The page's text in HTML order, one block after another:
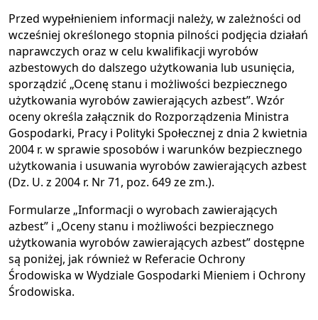
Przed wypełnieniem informacji należy, w zależności od
wcześniej określonego stopnia pilności podjęcia działań
naprawczych oraz w celu kwalifikacji wyrobów
azbestowych do dalszego użytkowania lub usunięcia,
sporządzić „Ocenę stanu i możliwości bezpiecznego
użytkowania wyrobów zawierających azbest”. Wzór
oceny określa załącznik do Rozporządzenia Ministra
Gospodarki, Pracy i Polityki Społecznej z dnia 2 kwietnia
2004 r. w sprawie sposobów i warunków bezpiecznego
użytkowania i usuwania wyrobów zawierających azbest
(Dz. U. z 2004 r. Nr 71, poz. 649 ze zm.).
Formularze „Informacji o wyrobach zawierających
azbest” i „Oceny stanu i możliwości bezpiecznego
użytkowania wyrobów zawierających azbest” dostępne
są poniżej, jak również w Referacie Ochrony
Środowiska w Wydziale Gospodarki Mieniem i Ochrony
Środowiska.